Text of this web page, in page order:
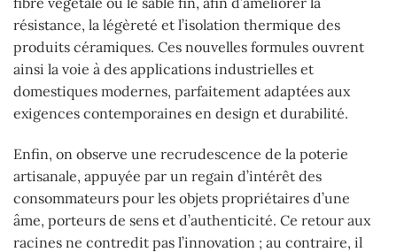
résistance, la légèreté et l’isolation thermique des
produits céramiques. Ces nouvelles formules ouvrent
ainsi la voie à des applications industrielles et
domestiques modernes, parfaitement adaptées aux
exigences contemporaines en design et durabilité.
Enfin, on observe une recrudescence de la poterie
artisanale, appuyée par un regain d’intérêt des
consommateurs pour les objets propriétaires d’une
âme, porteurs de sens et d’authenticité. Ce retour aux
racines ne contredit pas l’innovation ; au contraire, il